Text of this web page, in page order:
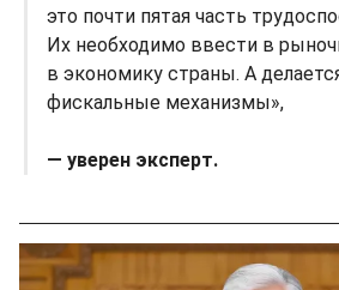
это почти пятая часть
Их необходимо ввести в
в экономику страны. А
фискальные механизмы»,
— уверен эксперт.